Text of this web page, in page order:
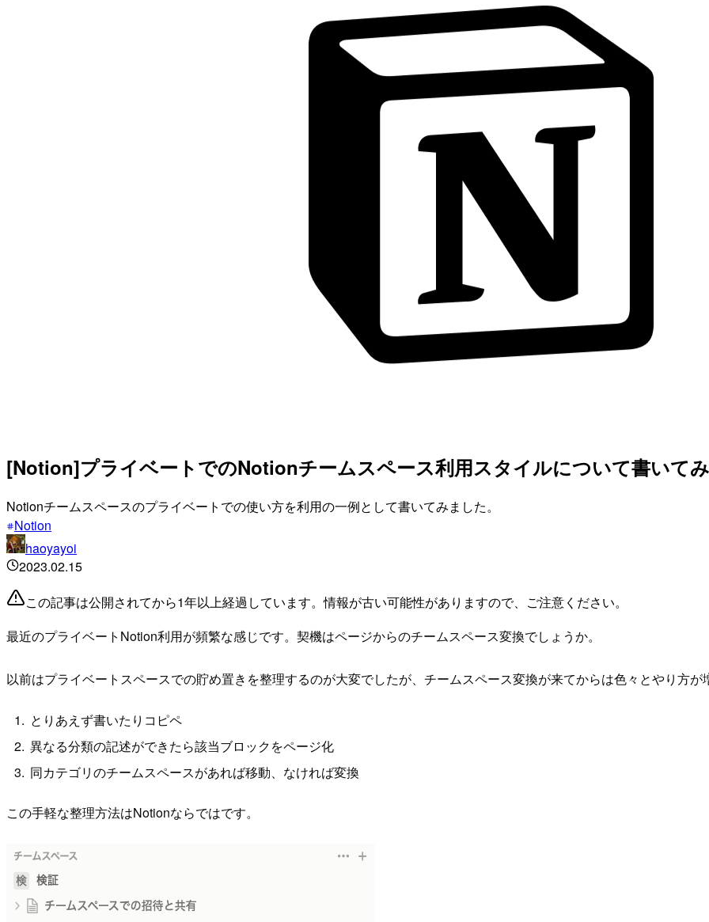
[Notion]プライベートでのNotionチームスペース利用スタイルについて書いて
Notionチームスペースのプライベートでの使い方を利用の一例として書いてみました。
Notion
haoyayoi
2023.02.15
この記事は公開されてから1年以上経過しています。情報が古い可能性がありますので、ご注意ください。
最近のプライベートNotion利用が頻繁な感じです。契機はページからのチームスペース変換でしょうか。
以前はプライベートスペースでの貯め置きを整理するのが大変でしたが、チームスペース変換が来てからは色々とやり方
とりあえず書いたりコピペ
異なる分類の記述ができたら該当ブロックをページ化
同カテゴリのチームスペースがあれば移動、なければ変換
この手軽な整理方法はNotionならではです。